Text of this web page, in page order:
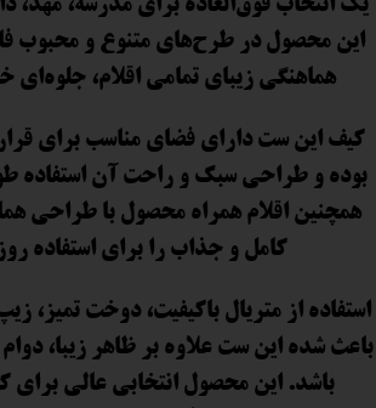
یک انتخاب فوق‌العاده برای مدرسه، مهد،
این محصول در طرح‌های متنوع و محبوب
هماهنگی زیبای تمامی اقلام،
کیف این ست دارای فضای مناسب برای قرار
بوده و طراحی سبک و راحت آن استفاده
همچنین اقلام همراه محصول با طراحی
کامل و جذاب را برای استفاده
استفاده از متریال باکیفیت، دوخت
باعث شده این ست علاوه بر ظاهر زیبا،
باشد. این محصول انتخابی عالی برای